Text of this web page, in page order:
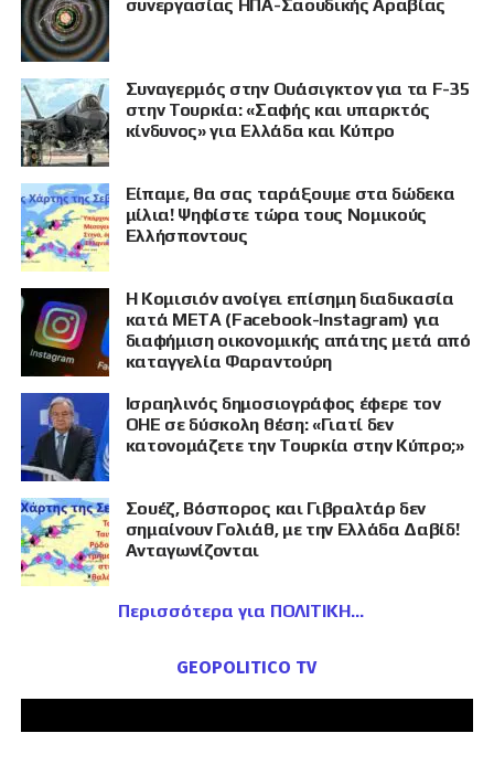
συνεργασίας ΗΠΑ-Σαουδικής Αραβίας
Συναγερμός στην Ουάσιγκτον για τα F-35
στην Τουρκία: «Σαφής και υπαρκτός
κίνδυνος» για Ελλάδα και Κύπρο
Είπαμε, θα σας ταράξουμε στα δώδεκα
μίλια! Ψηφίστε τώρα τους Νομικούς
Ελλήσποντους
Η Κομισιόν ανοίγει επίσημη διαδικασία
κατά META (Facebook-Instagram) για
διαφήμιση οικονομικής απάτης μετά από
καταγγελία Φαραντούρη
Ισραηλινός δημοσιογράφος έφερε τον
ΟΗΕ σε δύσκολη θέση: «Γιατί δεν
κατονομάζετε την Τουρκία στην Κύπρο;»
Σουέζ, Βόσπορος και Γιβραλτάρ δεν
σημαίνουν Γολιάθ, με την Ελλάδα Δαβίδ!
Ανταγωνίζονται
Περισσότερα για ΠΟΛΙΤΙΚΗ
GEOPOLITICO TV